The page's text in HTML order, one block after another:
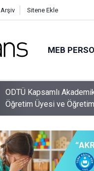
Arşiv Sitene Ekle
MEB
ODTÜ Kapsamlı
Öğretim Üyesi ve